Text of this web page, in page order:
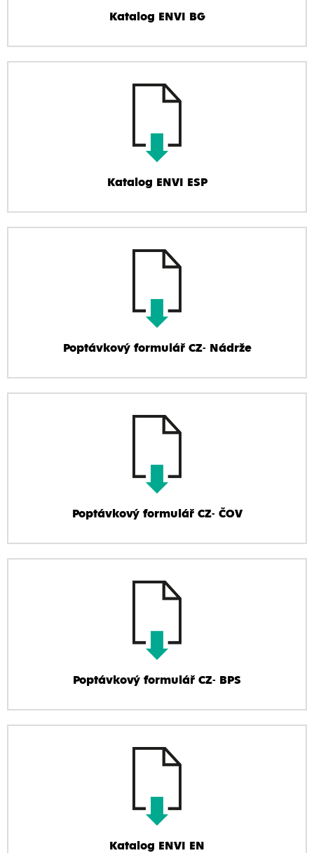
Katalog ENVI BG
Katalog ENVI ESP
Poptávkový formulář CZ- Nádrže
Poptávkový formulář CZ- ČOV
Poptávkový formulář CZ- BPS
Katalog ENVI EN